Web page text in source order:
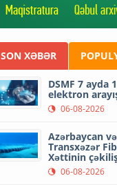
SON XƏBƏR
DSMF 7 ayda
elektron
06-08-2026
Azərbaycan
Transxəzər
Xəttinin
06-08-2026